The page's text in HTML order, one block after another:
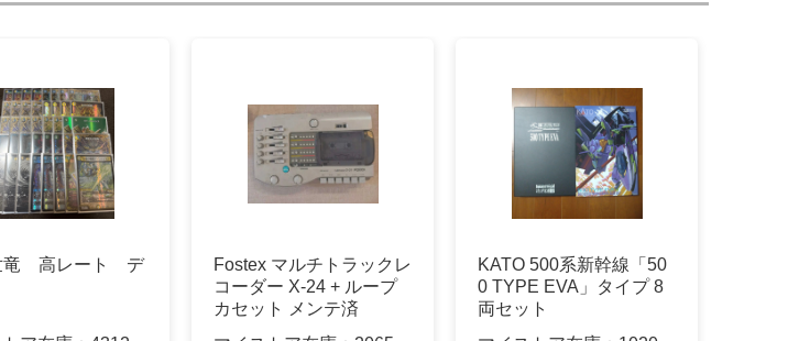
竜 高レート デ
Fostex マルチトラックレ
コーダー X-24 + ループ
カセット メンテ済
KATO 500系新幹線「50
0 TYPE EVA」タイプ 8
両セット